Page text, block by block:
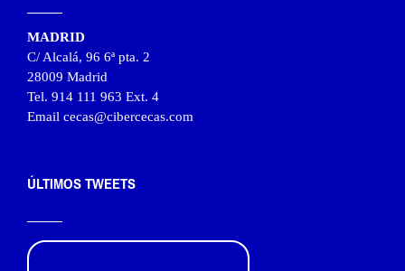
MADRID
C/ Alcalá, 96 6ª pta. 2
28009 Madrid
Tel. 914 111 963 Ext. 4
Email cecas@cibercecas.com
ÚLTIMOS TWEETS